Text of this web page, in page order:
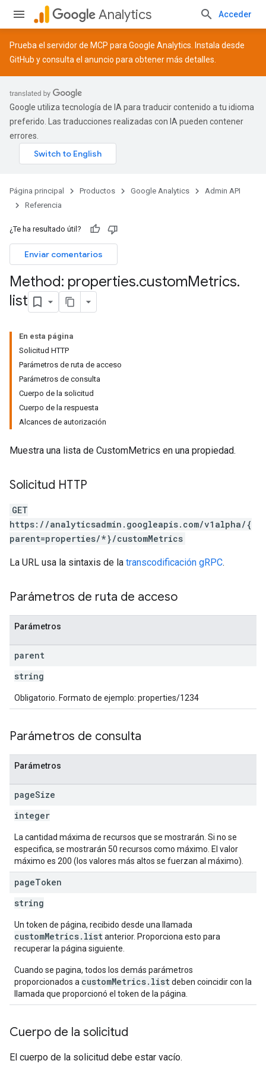
Analytics Acceder
Prueba el servidor de MCP para Google Analytics. Instala desde
GitHub y consulta el anuncio para obtener más detalles.
Google utiliza tecnología de IA para traducir contenido a tu idioma
preferido. Las traducciones realizadas con IA pueden contener
errores.
Página principal Productos Google Analytics
Admin API
Referencia
¿Te ha resultado útil?
Enviar comentarios
Method: properties.customMetrics.
list
En esta página
Solicitud HTTP
Parámetros de ruta de acceso
Parámetros de consulta
Cuerpo de la solicitud
Cuerpo de la respuesta
Alcances de autorización
Muestra una lista de CustomMetrics en una propiedad.
Solicitud HTTP
GET
https://analyticsadmin.googleapis.com/v1alpha/{
parent=properties/*}/customMetrics
La URL usa la sintaxis de la transcodificación gRPC.
Parámetros de ruta de acceso
Parámetros
parent
string
Obligatorio. Formato de ejemplo: properties/1234
Parámetros de consulta
Parámetros
pageSize
integer
La cantidad máxima de recursos que se mostrarán. Si no se
especifica, se mostrarán 50 recursos como máximo. El valor
máximo es 200 (los valores más altos se fuerzan al máximo).
pageToken
string
Un token de página, recibido desde una llamada
customMetrics.listanterior. Proporciona esto para
recuperar la página siguiente.
Cuando se pagina, todos los demás parámetros
proporcionados a customMetrics.listdeben coincidir con la
llamada que proporcionó el token de la página.
Cuerpo de la solicitud
El cuerpo de la solicitud debe estar vacío.